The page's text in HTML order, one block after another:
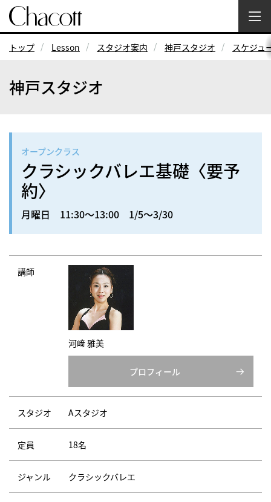
トップ Lesson スタジオ案内 神戸スタジオ スケジュ
神戸スタジオ
オープンクラス
クラシックバレエ基礎〈要予
約〉
月曜日 11:30～13:00 1/5～3/30
講師
河﨑 雅美
プロフィール
スタジオ Aスタジオ
定員 18名
ジャンル クラシックバレエ